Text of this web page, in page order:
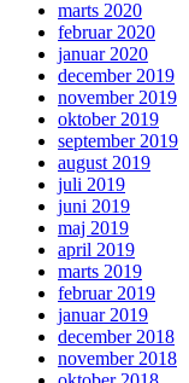
marts 2020
februar 2020
januar 2020
december 2019
november 2019
oktober 2019
september 2019
august 2019
juli 2019
juni 2019
maj 2019
april 2019
marts 2019
februar 2019
januar 2019
december 2018
november 2018